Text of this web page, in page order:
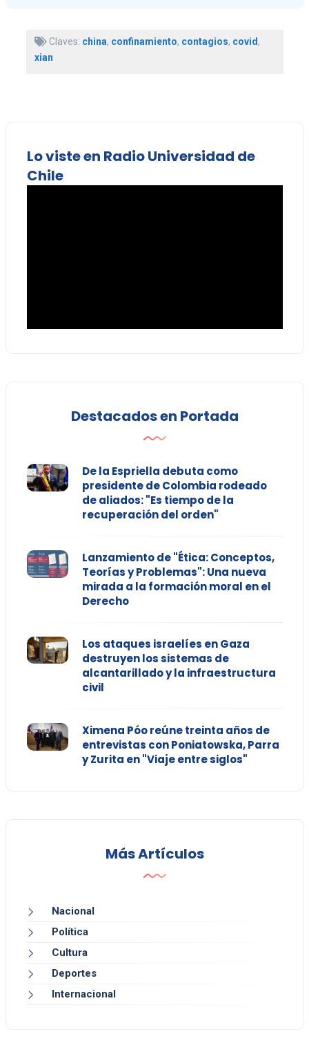
Claves: china, confinamiento, contagios, covid,
xian
Lo viste en Radio Universidad de
Chile
Destacados en Portada
De la Espriella debuta como
presidente de Colombia rodeado
de aliados: "Es tiempo de la
recuperación del orden"
Lanzamiento de "Ética: Conceptos,
Teorías y Problemas": Una nueva
mirada a la formación moral en el
Derecho
Los ataques israelíes en Gaza
destruyen los sistemas de
alcantarillado y la infraestructura
civil
Ximena Póo reúne treinta años de
entrevistas con Poniatowska, Parra
y Zurita en "Viaje entre siglos"
Más Artículos
Nacional
Política
Cultura
Deportes
Internacional